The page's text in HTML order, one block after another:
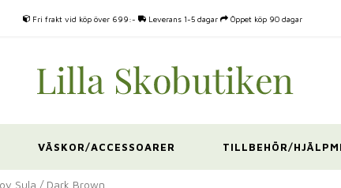
Fri frakt vid köp över 699:- Leverans 1-5 dagar Öppet köp 90 dagar
VÄSKOR/ACCESSOARER TILLBEHÖR/
Sula / Dark Brown